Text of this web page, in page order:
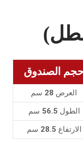
الصندوق
العرض 28 سم
الطول 56.5 سم
الارتفاع 28.5 سم